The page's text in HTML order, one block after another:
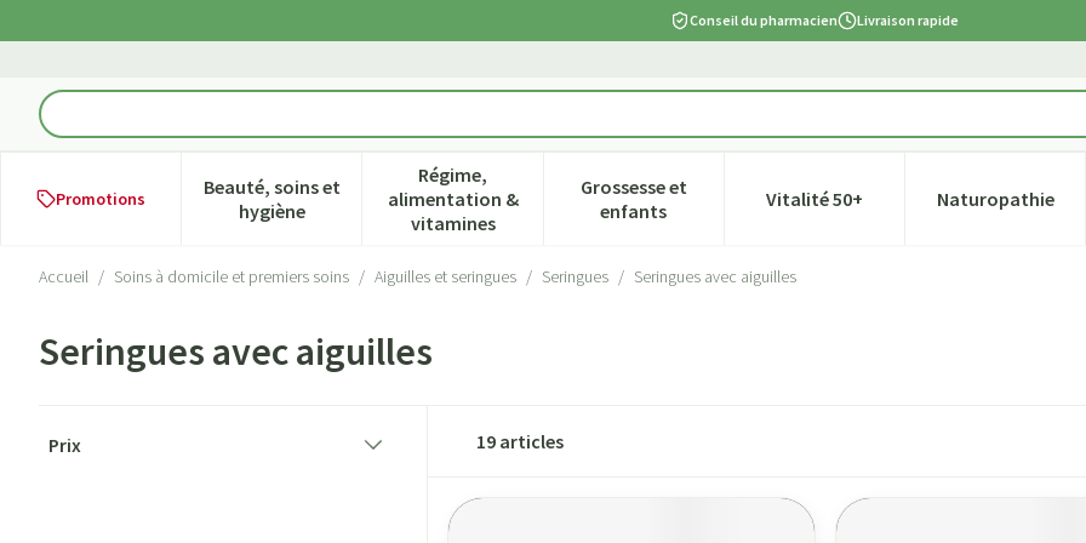
Conseil du pharmacien Livraison rapide
Rechercher
Promotions
Beauté, soins et
hygiène
Afficher le sous-menu pour la catégorie Beauté, soins et hygiène
Régime,
alimentation &
vitamines
Afficher le sous-menu pour la catégorie Régime, alimentation & vitamines
Grossesse et
enfantsAfficher le sous-menu pour la catégorie Grossesse et
Vitalité 50+Afficher le sous-menu pour la
Naturopathie
Afficher le
Accueil / Soins à domicile et premiers soins / Aiguilles et seringues / Seringues / Seringues avec aiguilles
Seringues avec aiguilles
Prix
19 articles